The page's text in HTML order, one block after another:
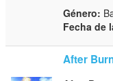
Género:
Fecha de
After